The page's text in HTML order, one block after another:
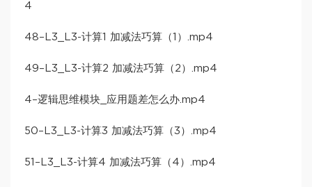
4
48–L3_L3-计算1 加减法巧算（1）.mp4
49–L3_L3-计算2 加减法巧算（2）.mp4
4–逻辑思维模块_应用题差怎么办.mp4
50–L3_L3-计算3 加减法巧算（3）.mp4
51–L3_L3-计算4 加减法巧算（4）.mp4